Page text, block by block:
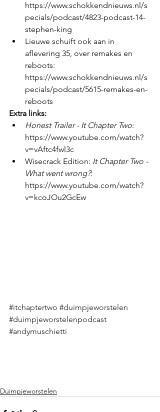
https://www.schokkendnieuws.nl/s
pecials/podcast/4823-podcast-14-
stephen-king
Lieuwe schuift ook aan in
aflevering 35, over remakes en
reboots:
https://www.schokkendnieuws.nl/s
pecials/podcast/5615-remakes-en-
reboots
Extra links:
Honest Trailer - It Chapter Two:
https://www.youtube.com/watch?
v=vAftc4fwl3c
Wisecrack Edition: It Chapter Two -
What went wrong?:
https://www.youtube.com/watch?
v=kcoJOu2GcEw
#itchaptertwo #duimpjeworstelen
#duimpjeworstelenpodcast
#andymuschietti
Duimpjeworstelen